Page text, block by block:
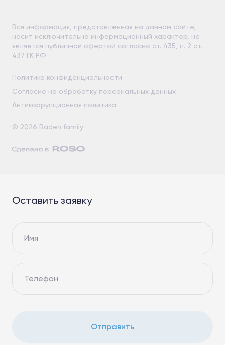
Вся информация, представленная на данном сайте,
носит исключительно информационный характер, не
является публичной офертой согласно ст. 435, п. 2 ст.
437 ГК РФ
Политика конфиденциальности
Согласие на обработку персональных данных
Антикоррупционная политика
© 2026 Baden family
Оставить заявку
Имя
Телефон
Отправить